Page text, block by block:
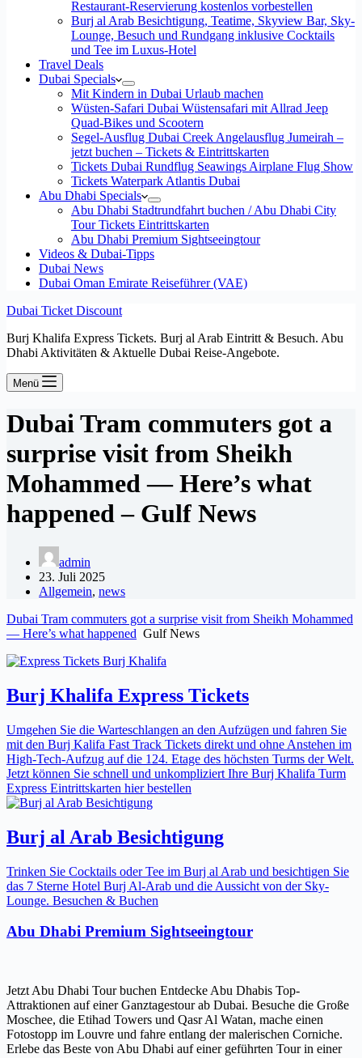
Restaurant-Reservierung kostenlos vorbestellen
Burj al Arab Besichtigung, Teatime, Skyview Bar, Sky-
Lounge, Besuch und Rundgang inklusive Cocktails
und Tee im Luxus-Hotel
Travel Deals
Dubai Specials
Mit Kindern in Dubai Urlaub machen
Wüsten-Safari Dubai Wüstensafari mit Allrad Jeep
Quad-Bikes und Scootern
Segel-Ausflug Dubai Creek Angelausflug Jumeirah –
jetzt buchen – Tickets & Eintrittskarten
Tickets Dubai Rundflug Seawings Airplane Flug Show
Tickets Waterpark Atlantis Dubai
Abu Dhabi Specials
Abu Dhabi Stadtrundfahrt buchen / Abu Dhabi City
Tour Tickets Eintrittskarten
Abu Dhabi Premium Sightseeingtour
Videos & Dubai-Tipps
Dubai News
Dubai Oman Emirate Reiseführer (VAE)
Dubai Ticket Discount
Burj Khalifa Express Tickets. Burj al Arab Eintritt & Besuch. Abu
Dhabi Aktivitäten & Aktuelle Dubai Reise-Angebote.
Menü
Dubai Tram commuters got a
surprise visit from Sheikh
Mohammed — Here’s what
happened – Gulf News
admin
23. Juli 2025
Allgemein, news
Dubai Tram commuters got a surprise visit from Sheikh Mohammed
— Here’s what happened Gulf News
Burj Khalifa Express Tickets
Umgehen Sie die Warteschlangen an den Aufzügen und fahren Sie
mit den Burj Kalifa Fast Track Tickets direkt und ohne Anstehen im
High-Tech-Aufzug auf die 124. Etage des höchsten Turms der Welt.
Jetzt können Sie schnell und unkompliziert Ihre Burj Khalifa Turm
Express Eintrittskarten hier bestellen
Burj al Arab Besichtigung
Trinken Sie Cocktails oder Tee im Burj al Arab und besichtigen Sie
das 7 Sterne Hotel Burj Al-Arab und die Aussicht von der Sky-
Lounge. Besuchen & Buchen
Abu Dhabi Premium Sightseeingtour
Jetzt Abu Dhabi Tour buchen Entdecke Abu Dhabis Top-
Attraktionen auf einer Ganztagestour ab Dubai. Besuche die Große
Moschee, die Etihad Towers und Qasr Al Watan, mache einen
Fotostopp im Louvre und fahre entlang der malerischen Corniche.
Erlebe das Beste von Abu Dhabi auf einer geführten Tour in einer